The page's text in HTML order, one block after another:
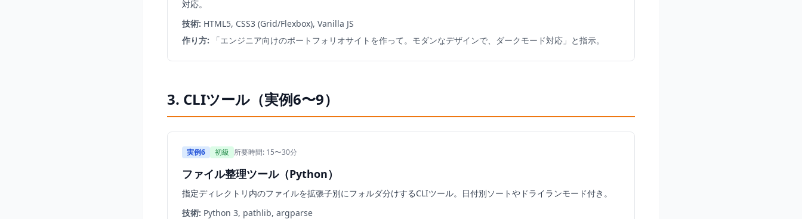
対応。
技術: HTML5, CSS3 (Grid/Flexbox), Vanilla JS
作り方: 「エンジニア向けのポートフォリオサイトを作って。モダンなデザインで、ダークモード対応」と指示。
3. CLIツール（実例6〜9）
実例6 初級 所要時間: 15〜30分
ファイル整理ツール（Python）
指定ディレクトリ内のファイルを拡張子別にフォルダ分けするCLIツール。日付別ソートやドライランモード付き。
技術: Python 3, pathlib, argparse